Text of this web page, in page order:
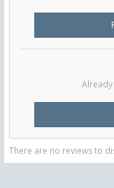
Already
There are no reviews to